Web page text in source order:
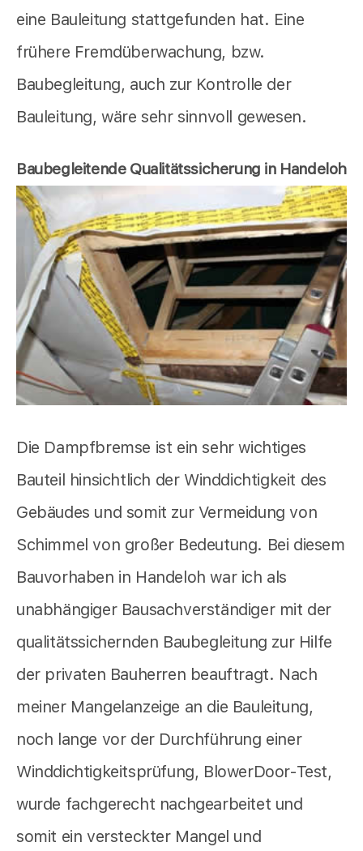
eine Bauleitung stattgefunden hat. Eine
frühere Fremdüberwachung, bzw.
Baubegleitung, auch zur Kontrolle der
Bauleitung, wäre sehr sinnvoll gewesen.
Baubegleitende Qualitätssicherung in Handeloh
Die Dampfbremse ist ein sehr wichtiges
Bauteil hinsichtlich der Winddichtigkeit des
Gebäudes und somit zur Vermeidung von
Schimmel von großer Bedeutung. Bei diesem
Bauvorhaben in Handeloh war ich als
unabhängiger Bausachverständiger mit der
qualitätssichernden Baubegleitung zur Hilfe
der privaten Bauherren beauftragt. Nach
meiner Mangelanzeige an die Bauleitung,
noch lange vor der Durchführung einer
Winddichtigkeitsprüfung, BlowerDoor-Test,
wurde fachgerecht nachgearbeitet und
somit ein versteckter Mangel und